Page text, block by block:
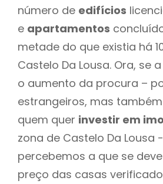
número de edifícios
e apartamentos
metade do que existia há
Castelo Da Lousa. Ora, se
o aumento da procura –
estrangeiros, mas
quem quer investir em
zona de Castelo Da Lousa
percebemos a que se
preço das casas